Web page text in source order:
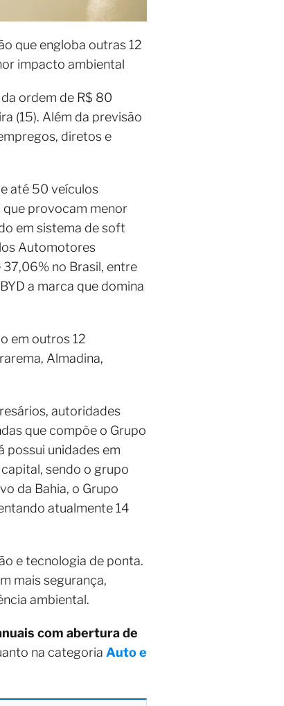
que engloba outras 12
impacto ambiental
ordem de R$ 80
(15). Além da previsão
diretos e
até 50 veículos
que provocam menor
em sistema de soft
Automotores
no Brasil, entre
a marca que domina
em outros 12
Almadina,
autoridades
que compõe o Grupo
possui unidades em
sendo o grupo
da Bahia, o Grupo
atualmente 14
e tecnologia de ponta.
mais segurança,
ambiental.
com abertura de
na categoria Auto e